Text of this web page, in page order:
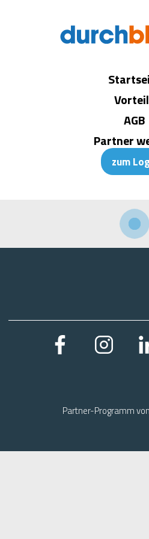
AGB
Partner
zum
Partner-Programm von